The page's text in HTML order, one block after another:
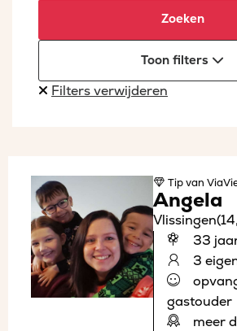
Zoeken
Toon filters
Filters verwijderen
Tipvan
Angela
Vlissingen
33
3
gastouder
meer